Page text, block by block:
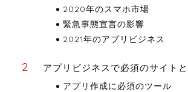
2020年のスマホ市場
緊急事態宣言の影響
2021年のアプリビジネス
アプリビジネスで必須のサイト
アプリ作成に必須のツール